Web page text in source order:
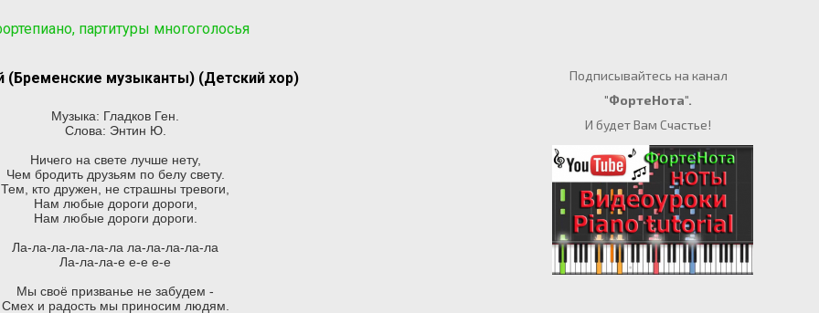
Подписывайтесь на канал
"ФортеНота".
И будет Вам Счастье!
партитуры многоголосья
(Бременские музыканты) (Детский хор)
Музыка: Гладков Ген.
Слова: Энтин Ю.
Ничего на свете лучше нету,
Чем бродить друзьям по белу свету.
Тем, кто дружен, не страшны тревоги,
Нам любые дороги дороги,
Нам любые дороги дороги.
Ла-ла-ла-ла-ла-ла ла-ла-ла-ла-ла
Ла-ла-ла-е е-е е-е
Мы своё призванье не забудем -
Смех и радость мы приносим людям.